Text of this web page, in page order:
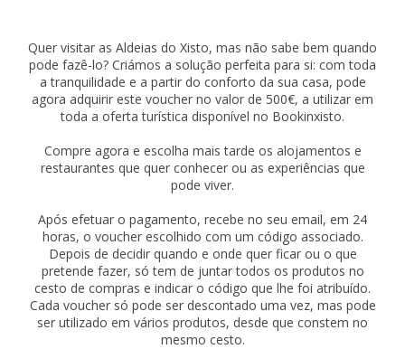
Quer visitar as Aldeias do Xisto, mas não sabe bem quando
pode fazê-lo? Criámos a solução perfeita para si: com toda
a tranquilidade e a partir do conforto da sua casa, pode
agora adquirir este voucher no valor de 500€, a utilizar em
toda a oferta turística disponível no Bookinxisto.
Compre agora e escolha mais tarde os alojamentos e
restaurantes que quer conhecer ou as experiências que
pode viver.
Após efetuar o pagamento, recebe no seu email, em 24
horas, o voucher escolhido com um código associado.
Depois de decidir quando e onde quer ficar ou o que
pretende fazer, só tem de juntar todos os produtos no
cesto de compras e indicar o código que lhe foi atribuído.
Cada voucher só pode ser descontado uma vez, mas pode
ser utilizado em vários produtos, desde que constem no
mesmo cesto.